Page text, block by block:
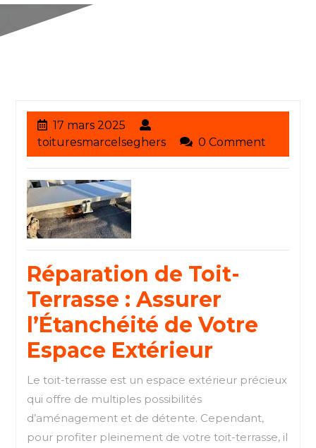
17 mars 2025
mars
2025
toituresmarcelsegherstoituresmarcelseghers
0 Comment
Réparation de Toit-
Terrasse : Assurer
l’Étanchéité de Votre
Espace Extérieur
Le toit-terrasse est un espace extérieur précieux
qui offre de multiples possibilités
d’aménagement et de détente. Cependant,
pour profiter pleinement de votre toit-terrasse, il